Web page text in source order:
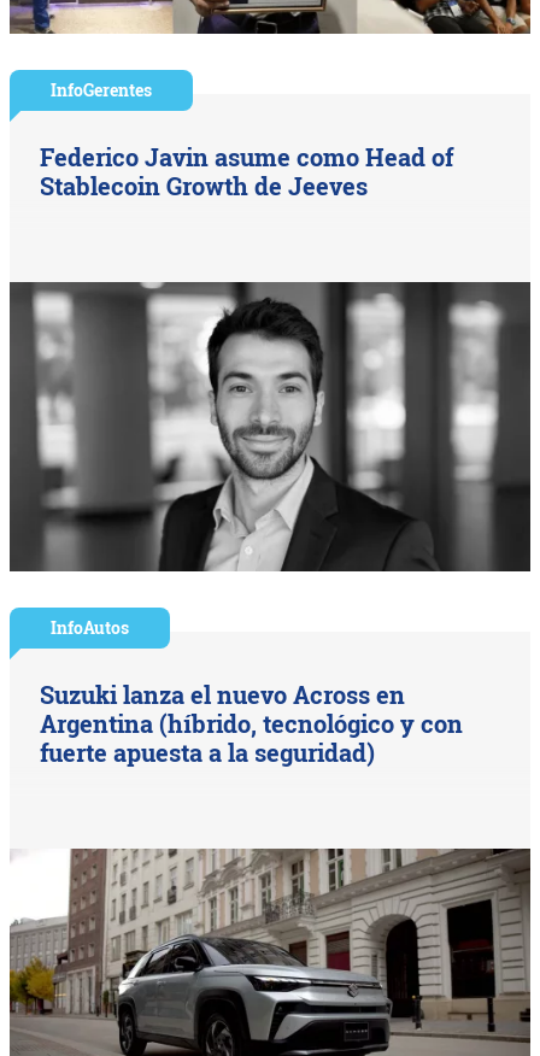
InfoGerentes
Federico Javin asume como Head of
Stablecoin Growth de Jeeves
InfoAutos
Suzuki lanza el nuevo Across en
Argentina (híbrido, tecnológico y con
fuerte apuesta a la seguridad)